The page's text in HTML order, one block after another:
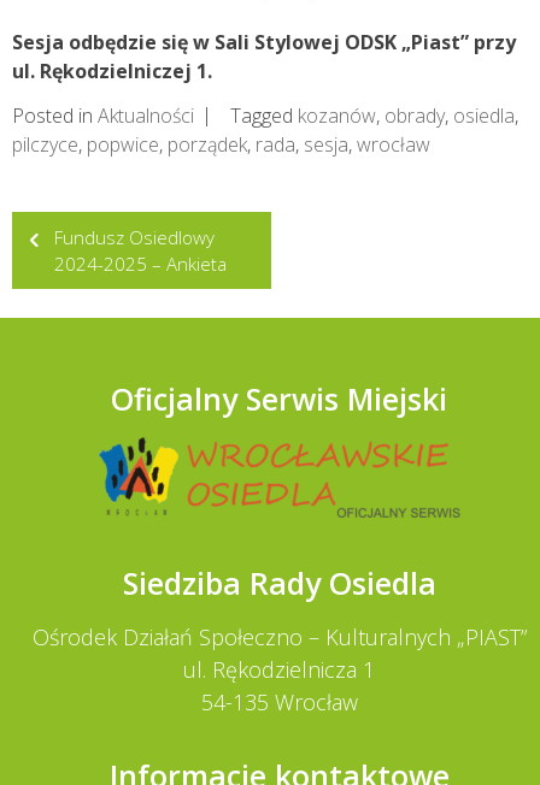
Sesja odbędzie się w Sali Stylowej ODSK „Piast” przy
ul. Rękodzielniczej 1.
Posted in Aktualności Tagged kozanów, obrady, osiedla,
pilczyce, popwice, porządek, rada, sesja,wrocław
Nawigacja
wpisu
Fundusz Osiedlowy
2024-2025 – Ankieta
Oficjalny Serwis Miejski
Siedziba Rady Osiedla
Ośrodek Działań Społeczno – Kulturalnych „PIAST”
ul. Rękodzielnicza 1
54-135 Wrocław
Informacje kontaktowe